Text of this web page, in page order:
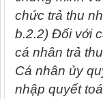
chức trả thu
b.2.2) Đối với
cá nhân trả
Cá nhân ủy
nhập quyết